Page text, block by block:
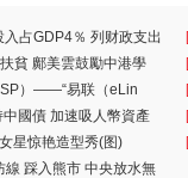
占GDP4％ 列财政支出
貧 鄺美雲鼓勵中港學
）——“易联（eLin
國債 加速吸人幣資產
星惊艳造型秀(图)
踩入熊市 中央放水無